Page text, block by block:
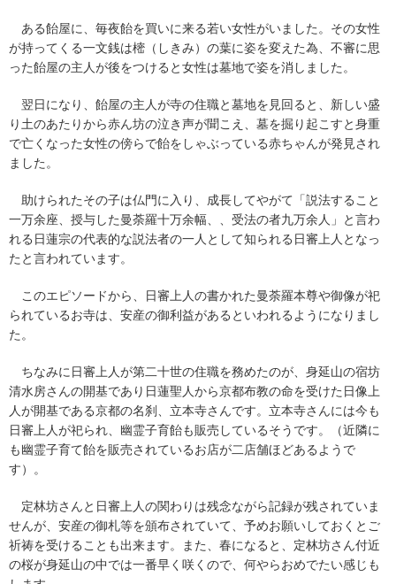
ある飴屋に、毎夜飴を買いに来る若い女性がいました。その女性
が持ってくる一文銭は樒（しきみ）の葉に姿を変えた為、不審に思
った飴屋の主人が後をつけると女性は墓地で姿を消しました。
翌日になり、飴屋の主人が寺の住職と墓地を見回ると、新しい盛
り土のあたりから赤ん坊の泣き声が聞こえ、墓を掘り起こすと身重
で亡くなった女性の傍らで飴をしゃぶっている赤ちゃんが発見され
ました。
助けられたその子は仏門に入り、成長してやがて「説法すること
一万余座、授与した曼荼羅十万余幅、、受法の者九万余人」と言わ
れる日蓮宗の代表的な説法者の一人として知られる日審上人となっ
たと言われています。
このエピソードから、日審上人の書かれた曼荼羅本尊や御像が祀
られているお寺は、安産の御利益があるといわれるようになりまし
た。
ちなみに日審上人が第二十世の住職を務めたのが、身延山の宿坊
清水房さんの開基であり日蓮聖人から京都布教の命を受けた日像上
人が開基である京都の名刹、立本寺さんです。立本寺さんには今も
日審上人が祀られ、幽霊子育飴も販売しているそうです。（近隣に
も幽霊子育て飴を販売されているお店が二店舗ほどあるようで
す）。
定林坊さんと日審上人の関わりは残念ながら記録が残されていま
せんが、安産の御札等を頒布されていて、予めお願いしておくとご
祈祷を受けることも出来ます。また、春になると、定林坊さん付近
の桜が身延山の中では一番早く咲くので、何やらおめでたい感じも